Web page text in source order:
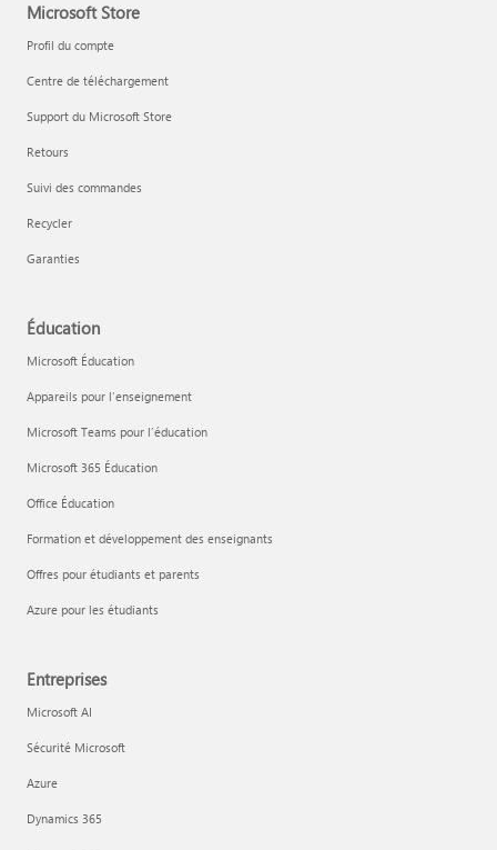
Microsoft Store
Profil du compte
Centre de téléchargement
Support du Microsoft Store
Retours
Suivi des commandes
Recycler
Garanties
Éducation
Microsoft Éducation
Appareils pour l’enseignement
Microsoft Teams pour l’éducation
Microsoft 365 Éducation
Office Éducation
Formation et développement des enseignants
Offres pour étudiants et parents
Azure pour les étudiants
Entreprises
Microsoft AI
Sécurité Microsoft
Azure
Dynamics 365